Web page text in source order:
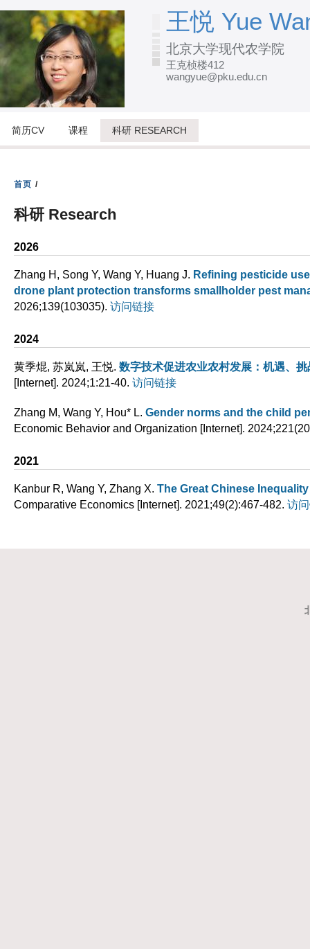
转
要
王悦 Yue
北京大学现代农学院
王克桢楼412
wangyue@pku.edu.cn
简历CV 课程 科研 RESEARCH
首页 /
科研 Research
2026
Zhang H, Song Y, Wang Y, Huang J. Refining pesticide
drone plant protection transforms smallholder pest
2026;139(103035). 访问链接
2024
黄季焜, 苏岚岚, 王悦. 数字技术促进农业农村发展：机遇、
[Internet]. 2024;1:21-40. 访问链接
Zhang M, Wang Y, Hou* L. Gender norms and the child
Economic Behavior and Organization [Internet].
2021
Kanbur R, Wang Y, Zhang X. The Great Chinese
Comparative Economics [Internet]. 2021;49(2):467-482. 访